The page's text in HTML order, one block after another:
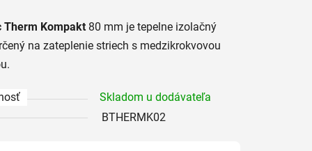
Therm Kompakt 80 mm je tepelne izolačný
na zateplenie striech s medzikrokvovou
Skladom u dodávateľa
BTHERMK02